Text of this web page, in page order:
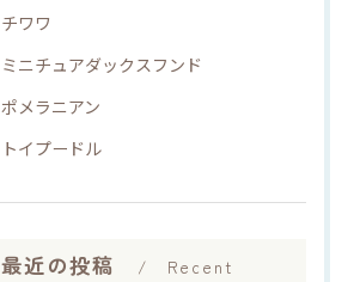
チワワ
ミニチュアダックスフンド
ポメラニアン
トイプードル
最近の投稿
Recent